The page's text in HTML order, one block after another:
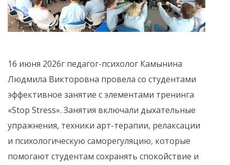
16 июня 2026г педагог-психолог Камынина
Людмила Викторовна провела со студентами
эффективное занятие с элементами тренинга
«Stop Stress». Занятия включали дыхательные
упражнения, техники арт-терапии, релаксации
и психологическую саморегуляцию, которые
помогают студентам сохранять спокойствие и